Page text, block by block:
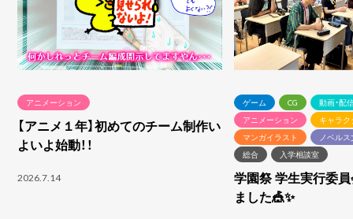
アニメーション
【アニメ１年】初めてのチーム制作い
よいよ始動！！
2026.7.14
ゲーム CG
動画・配
アニメーション
キャラ
マンガイラスト
ノベル
総合
入学相談室
学園祭 学生実行委
ました🎪✨